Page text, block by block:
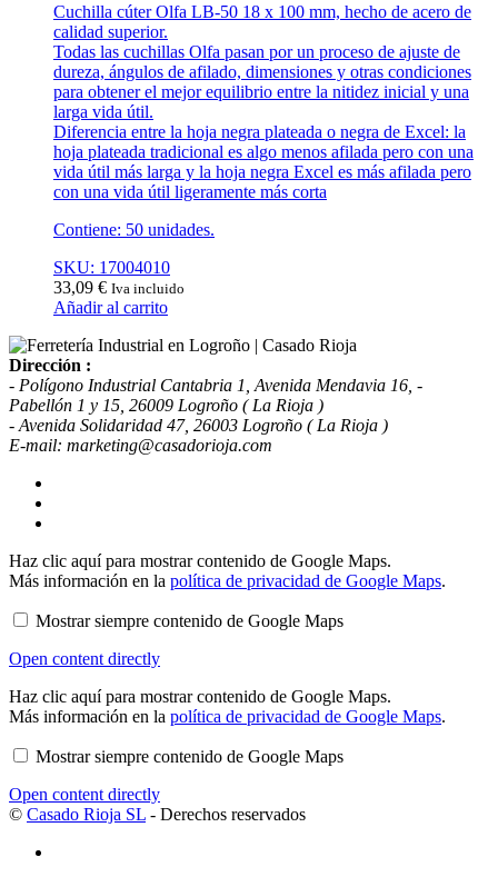
Cuchilla cúter Olfa LB-50 18 x 100 mm, hecho de acero de
calidad superior.
Todas las cuchillas Olfa pasan por un proceso de ajuste de
dureza, ángulos de afilado, dimensiones y otras condiciones
para obtener el mejor equilibrio entre la nitidez inicial y una
larga vida útil.
Diferencia entre la hoja negra plateada o negra de Excel: la
hoja plateada tradicional es algo menos afilada pero con una
vida útil más larga y la hoja negra Excel es más afilada pero
con una vida útil ligeramente más corta
Contiene: 50 unidades.
SKU: 17004010
33,09 € Iva incluido
Añadir al carrito
Dirección :
- Polígono Industrial Cantabria 1, Avenida Mendavia 16, -
Pabellón 1 y 15, 26009 Logroño ( La Rioja )
- Avenida Solidaridad 47, 26003 Logroño ( La Rioja )
E-mail: marketing@casadorioja.com
Mostrar
contenido
de
Maps
Haz clic aquí para mostrar contenido de Google Maps.
Más información en la política de privacidad de Google Maps.
Mostrar siempre contenido de Google Maps
Open content directly
Mostrar
contenido
de
Maps
Haz clic aquí para mostrar contenido de Google Maps.
Más información en la política de privacidad de Google Maps.
Mostrar siempre contenido de Google Maps
Open content directly
© Casado Rioja SL - Derechos reservados